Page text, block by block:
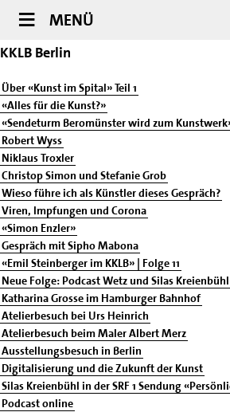
MENÜ
KKLB Berlin
Über «Kunst im Spital» Teil 1
«Alles für die Kunst?»
«Sendeturm Beromünster wird zum
Robert Wyss
Niklaus Troxler
Christop Simon und Stefanie Grob
Wieso führe ich als Künstler dieses Gespräch?
Viren, Impfungen und Corona
«Simon Enzler»
Gespräch mit Sipho Mabona
«Emil Steinberger im KKLB» | Folge 11
Neue Folge: Podcast Wetz und Silas Kreienbühl
Katharina Grosse im Hamburger Bahnhof
Atelierbesuch bei Urs Heinrich
Atelierbesuch beim Maler Albert Merz
Ausstellungsbesuch in Berlin
Digitalisierung und die Zukunft der Kunst
Silas Kreienbühl in der SRF 1 Sendung
Podcast online